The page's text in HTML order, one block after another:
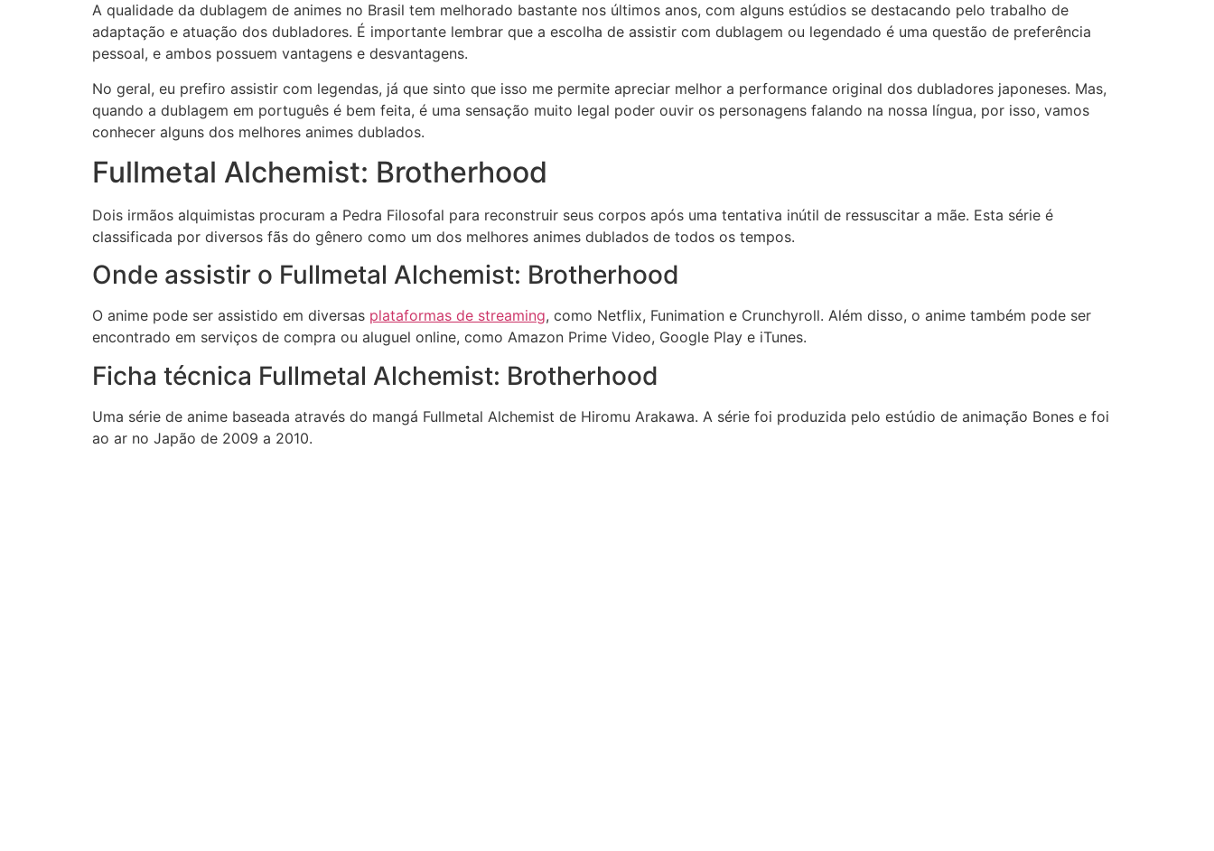
A qualidade da dublagem de animes no Brasil tem melhorado bastante nos últimos anos, com alguns estúdios se destacando pelo trabalho de
adaptação e atuação dos dubladores. É importante lembrar que a escolha de assistir com dublagem ou legendado é uma questão de preferência
pessoal, e ambos possuem vantagens e desvantagens.
No geral, eu prefiro assistir com legendas, já que sinto que isso me permite apreciar melhor a performance original dos dubladores japoneses. Mas,
quando a dublagem em português é bem feita, é uma sensação muito legal poder ouvir os personagens falando na nossa língua, por isso, vamos
conhecer alguns dos melhores animes dublados.
Fullmetal Alchemist: Brotherhood
Dois irmãos alquimistas procuram a Pedra Filosofal para reconstruir seus corpos após uma tentativa inútil de ressuscitar a mãe. Esta série é
classificada por diversos fãs do gênero como um dos melhores animes dublados de todos os tempos.
Onde assistir o Fullmetal Alchemist: Brotherhood
O anime pode ser assistido em diversas plataformas de streaming, como Netflix, Funimation e Crunchyroll. Além disso, o anime também pode ser
encontrado em serviços de compra ou aluguel online, como Amazon Prime Video, Google Play e iTunes.
Ficha técnica Fullmetal Alchemist: Brotherhood
Uma série de anime baseada através do mangá Fullmetal Alchemist de Hiromu Arakawa. A série foi produzida pelo estúdio de animação Bones e foi
ao ar no Japão de 2009 a 2010.